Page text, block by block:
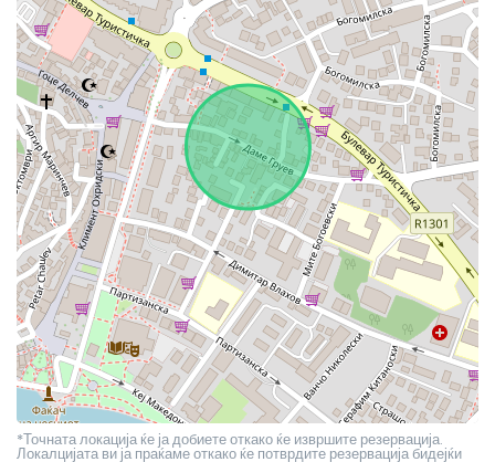
*Точната локација ќе ја добиете откако ќе извршите резервација.
Локалцијата ви ја праќаме откако ќе потврдите резервација бидејќи